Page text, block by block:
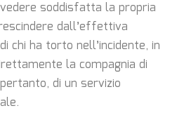
soddisfatta la propria
dall’effettiva
chi ha torto nell’incidente, in
la compagnia di
di un servizio